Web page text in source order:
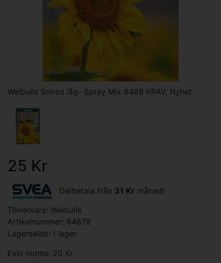
Weibulls Solros låg- Spray Mix 6468 KRAV, Nyhet
25 Kr
Delbetala från 31 Kr månad!
Tillverkare: Weibulls
Artikelnummer: 64678
Lagersaldo: I lager
Exkl moms: 20 Kr